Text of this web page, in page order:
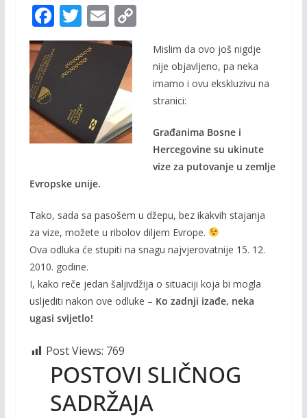
F
ac
e
b
o
k
T
w
itt
E
m
C
Mislim da ovo još nigdje
nije objavljeno, pa neka
imamo i ovu ekskluzivu na
stranici:
Građanima Bosne i
Hercegovine su ukinute
vize za putovanje u zemlje
Evropske unije.
Tako, sada sa pasošem u džepu, bez ikakvih stajanja
za vize, možete u ribolov diljem Evrope.
Ova odluka će stupiti na snagu najvjerovatnije 15. 12.
2010. godine.
I, kako reče jedan šaljivdžija o situaciji koja bi mogla
usljediti nakon ove odluke – Ko zadnji izađe, neka
ugasi svijetlo!
Post Views: 769
POSTOVI SLIČNOG
SADRŽAJA